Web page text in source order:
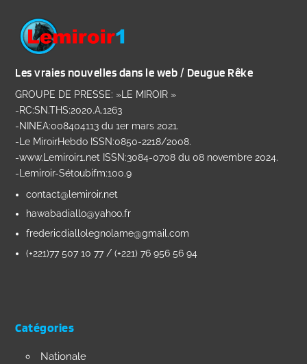
Les vraies nouvelles dans le web / Deugue Rêke
GROUPE DE PRESSE: »LE MIROIR »
-RC:SN.THS:2020.A.1263
-NINEA:008404113 du 1er mars 2021.
-Le MiroirHebdo ISSN:0850-2218/2008.
-www.Lemiroir1.net ISSN:3084-0708 du 08 novembre 2024.
-Lemiroir-Sétoubifm:100.9
contact@lemiroir.net
hawabadiallo@yahoo.fr
fredericdiallolegnolame@gmail.com
(+221)77 507 10 77 / (+221) 76 956 56 94
Catégories
Nationale